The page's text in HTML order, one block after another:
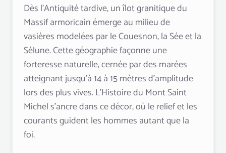
Dès l’Antiquité tardive, un îlot granitique du
Massif armoricain émerge au milieu de
vasières modelées par le Couesnon, la Sée et la
Sélune. Cette géographie façonne une
forteresse naturelle, cernée par des marées
atteignant jusqu’à 14 à 15 mètres d’amplitude
lors des plus vives. L’Histoire du Mont Saint
Michel s’ancre dans ce décor, où le relief et les
courants guident les hommes autant que la
foi.